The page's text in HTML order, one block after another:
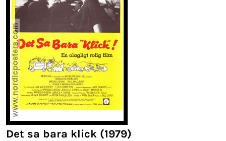
Det sa bara klick (1979)